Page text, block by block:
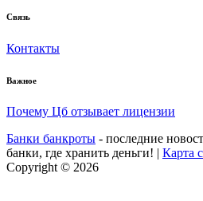
Связь
Контакты
Важное
Почему Цб отзывает лицензии
Банки банкроты - последние
банки, где хранить деньги! | Карта
Copyright © 2026